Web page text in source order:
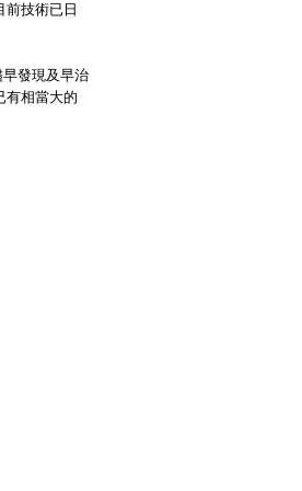
技術已日
發現及早治
有相當大的